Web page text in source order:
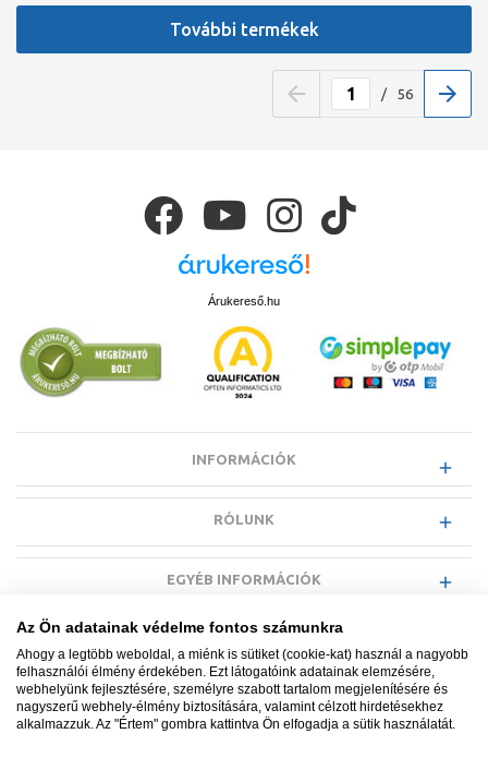
További termékek
/ 56
Árukereső.hu
INFORMÁCIÓK
RÓLUNK
EGYÉB INFORMÁCIÓK
Az Ön adatainak védelme fontos számunkra
Ahogy a legtöbb weboldal, a miénk is sütiket (cookie-kat) használ a nagyobb
felhasználói élmény érdekében. Ezt látogatóink adatainak elemzésére,
webhelyünk fejlesztésére, személyre szabott tartalom megjelenítésére és
nagyszerű webhely-élmény biztosítására, valamint célzott hirdetésekhez
alkalmazzuk. Az "Értem" gombra kattintva Ön elfogadja a sütik használatát.